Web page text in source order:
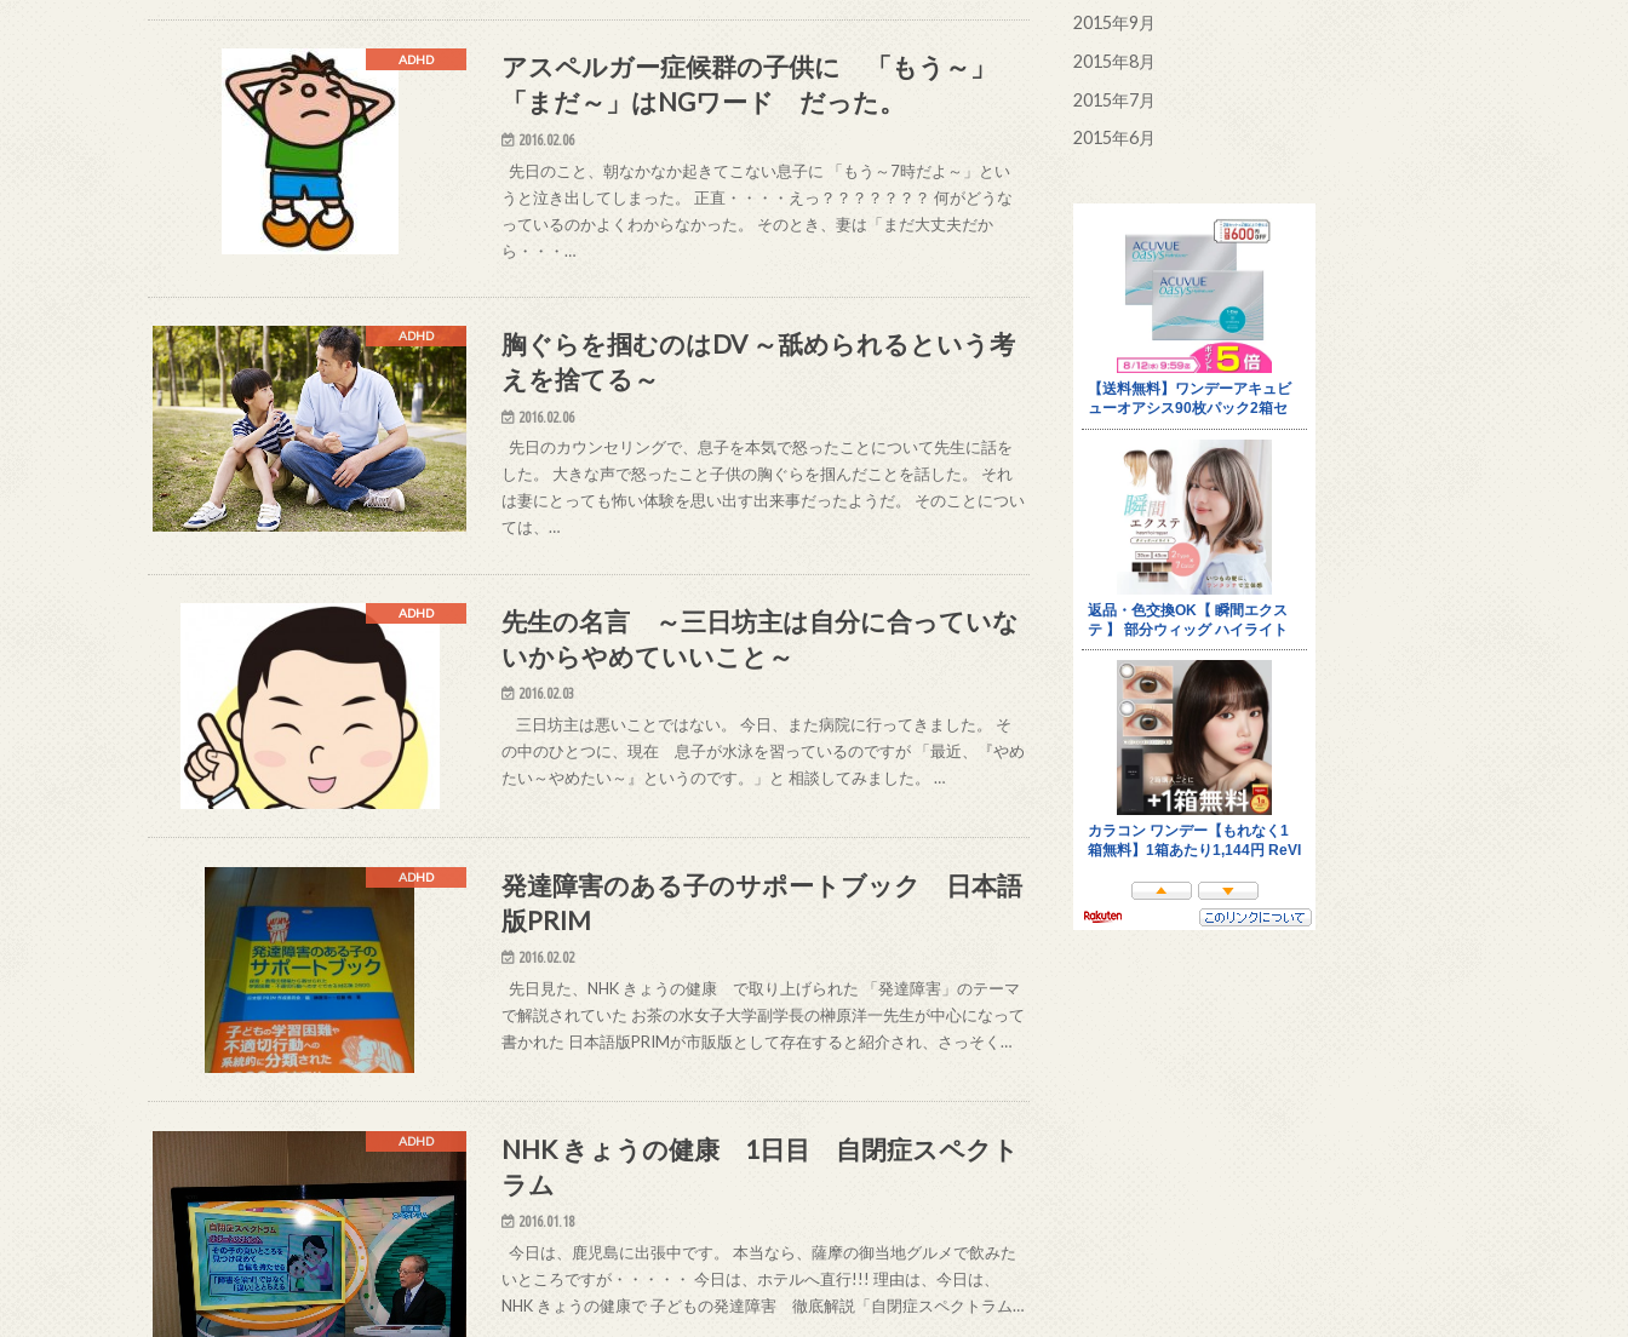
ADHD
アスペルガー症候群の子供に 「もう～」
「まだ～」はNGワード だった。
2016.02.06
先日のこと、朝なかなか起きてこない息子に 「もう～7時だよ～」とい
うと泣き出してしまった。 正直・・・・えっ？？？？？？？ 何がどうな
っているのかよくわからなかった。 そのとき、妻は「まだ大丈夫だか
ら・・・…
ADHD
胸ぐらを掴むのはDV ～舐められるという考
えを捨てる～
2016.02.06
先日のカウンセリングで、息子を本気で怒ったことについて先生に話を
した。 大きな声で怒ったこと子供の胸ぐらを掴んだことを話した。 それ
は妻にとっても怖い体験を思い出す出来事だったようだ。 そのことについ
ては、…
ADHD
先生の名言 ～三日坊主は自分に合っていな
いからやめていいこと～
2016.02.03
三日坊主は悪いことではない。 今日、また病院に行ってきました。 そ
の中のひとつに、現在 息子が水泳を習っているのですが 「最近、『やめ
たい～やめたい～』というのです。」と 相談してみました。 …
ADHD
発達障害のある子のサポートブック 日本語
版PRIM
2016.02.02
先日見た、NHK きょうの健康 で取り上げられた 「発達障害」のテーマ
で解説されていた お茶の水女子大学副学長の榊原洋一先生が中心になって
書かれた 日本語版PRIMが市販版として存在すると紹介され、さっそく…
ADHD
NHK きょうの健康 1日目 自閉症スペクト
ラム
2016.01.18
今日は、鹿児島に出張中です。 本当なら、薩摩の御当地グルメで飲みた
いところですが・・・・・ 今日は、ホテルへ直行!!! 理由は、今日は、
NHK きょうの健康で 子どもの発達障害 徹底解説「自閉症スペクトラム…
2015年9月
2015年8月
2015年7月
2015年6月